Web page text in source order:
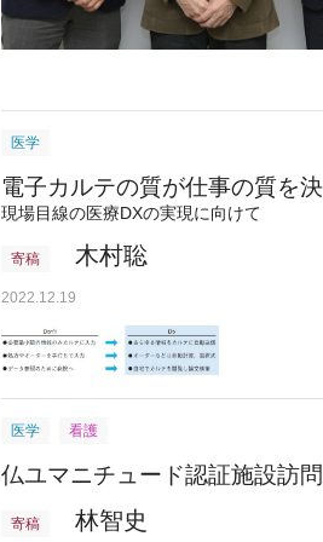
医学
電子カルテの質が仕事の質を
現場目線の医療DXの実現に向けて
寄稿 木村聡
2022.12.19
医学 看護
仏ユマニチュード認証施設訪
寄稿 林智史